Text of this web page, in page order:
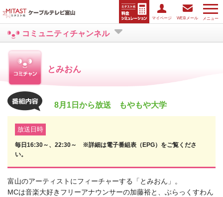
メニュー
マイページ WEBメール
コミュニティチャンネル
とみおん
8月1日から放送 もやもや大学
放送日時
毎日16:30～、22:30～ ※詳細は電子番組表（EPG）をご覧くださ
い。
富山のアーティストにフィーチャーする「とみおん」。
MCは音楽大好きフリーアナウンサーの加藤裕と、ぶらっくすわん